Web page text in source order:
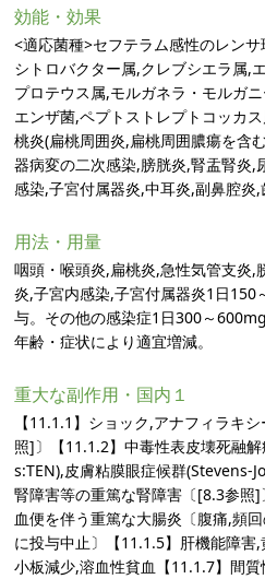
効能・効果
<適応菌種>セフテラム感性のレン
シトロバクター属,クレブシエラ属,
プロテウス属,モルガネラ・モルガ
エンザ菌,ペプトストレプトコッカ
桃炎(扁桃周囲炎,扁桃周囲膿瘍を含
器病変の二次感染,膀胱炎,腎盂腎炎,
感染,子宮付属器炎,中耳炎,副鼻腔炎,
用法・用量
咽頭・喉頭炎,扁桃炎,急性気管支炎,
炎,子宮内感染,子宮付属器炎1日
与。その他の感染症1日300～
年齢・症状により適宜増減。
重大な副作用・国内１
【11.1.1】ショック,アナフィラキ
照]〕【11.1.2】中毒性表皮壊死融
s:TEN),皮膚粘膜眼症候群(Stevens-
腎障害等の重篤な腎障害〔[8.3参照
血便を伴う重篤な大腸炎〔腹痛,頻
に投与中止〕【11.1.5】肝機能障害
小板減少,溶血性貧血【11.1.7】間